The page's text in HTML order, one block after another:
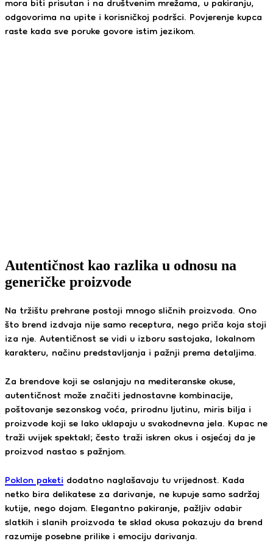
mora biti prisutan i na društvenim mrežama, u pakiranju,
odgovorima na upite i korisničkoj podršci. Povjerenje kupca
raste kada sve poruke govore istim jezikom.
Autentičnost kao razlika u odnosu na
generičke proizvode
Na tržištu prehrane postoji mnogo sličnih proizvoda. Ono
što brend izdvaja nije samo receptura, nego priča koja stoji
iza nje. Autentičnost se vidi u izboru sastojaka, lokalnom
karakteru, načinu predstavljanja i pažnji prema detaljima.
Za brendove koji se oslanjaju na mediteranske okuse,
autentičnost može značiti jednostavne kombinacije,
poštovanje sezonskog voća, prirodnu ljutinu, miris bilja i
proizvode koji se lako uklapaju u svakodnevna jela. Kupac ne
traži uvijek spektakl; često traži iskren okus i osjećaj da je
proizvod nastao s pažnjom.
Poklon paketidodatno naglašavaju tu vrijednost. Kada
netko bira delikatese za darivanje, ne kupuje samo sadržaj
kutije, nego dojam. Elegantno pakiranje, pažljiv odabir
slatkih i slanih proizvoda te sklad okusa pokazuju da brend
razumije posebne prilike i emociju darivanja.